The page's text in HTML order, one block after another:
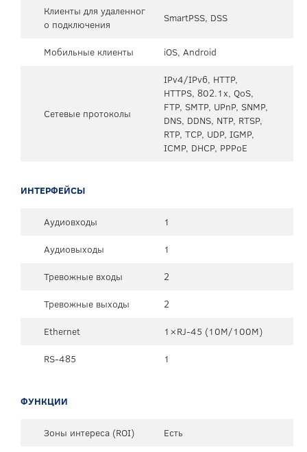
Клиенты для удаленног
о подключения
SmartPSS, DSS
Мобильные клиенты iOS, Android
Сетевые протоколы
IPv4/IPv6, HTTP,
HTTPS, 802.1x, QoS,
FTP, SMTP, UPnP, SNMP,
DNS, DDNS, NTP, RTSP,
RTP, TCP, UDP, IGMP,
ICMP, DHCP, PPPoE
ИНТЕРФЕЙСЫ
Аудиовходы
1
Аудиовыходы
1
Тревожные входы
2
Тревожные выходы
2
Ethernet
1×RJ-45 (10М/100М)
RS-485
1
ФУНКЦИИ
Зоны интереса (ROI)
Есть